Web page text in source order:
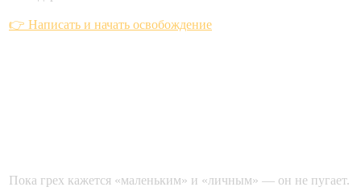
👉 Написать и начать освобождение
Пока грех кажется «маленьким» и «личным» — он не пугает.